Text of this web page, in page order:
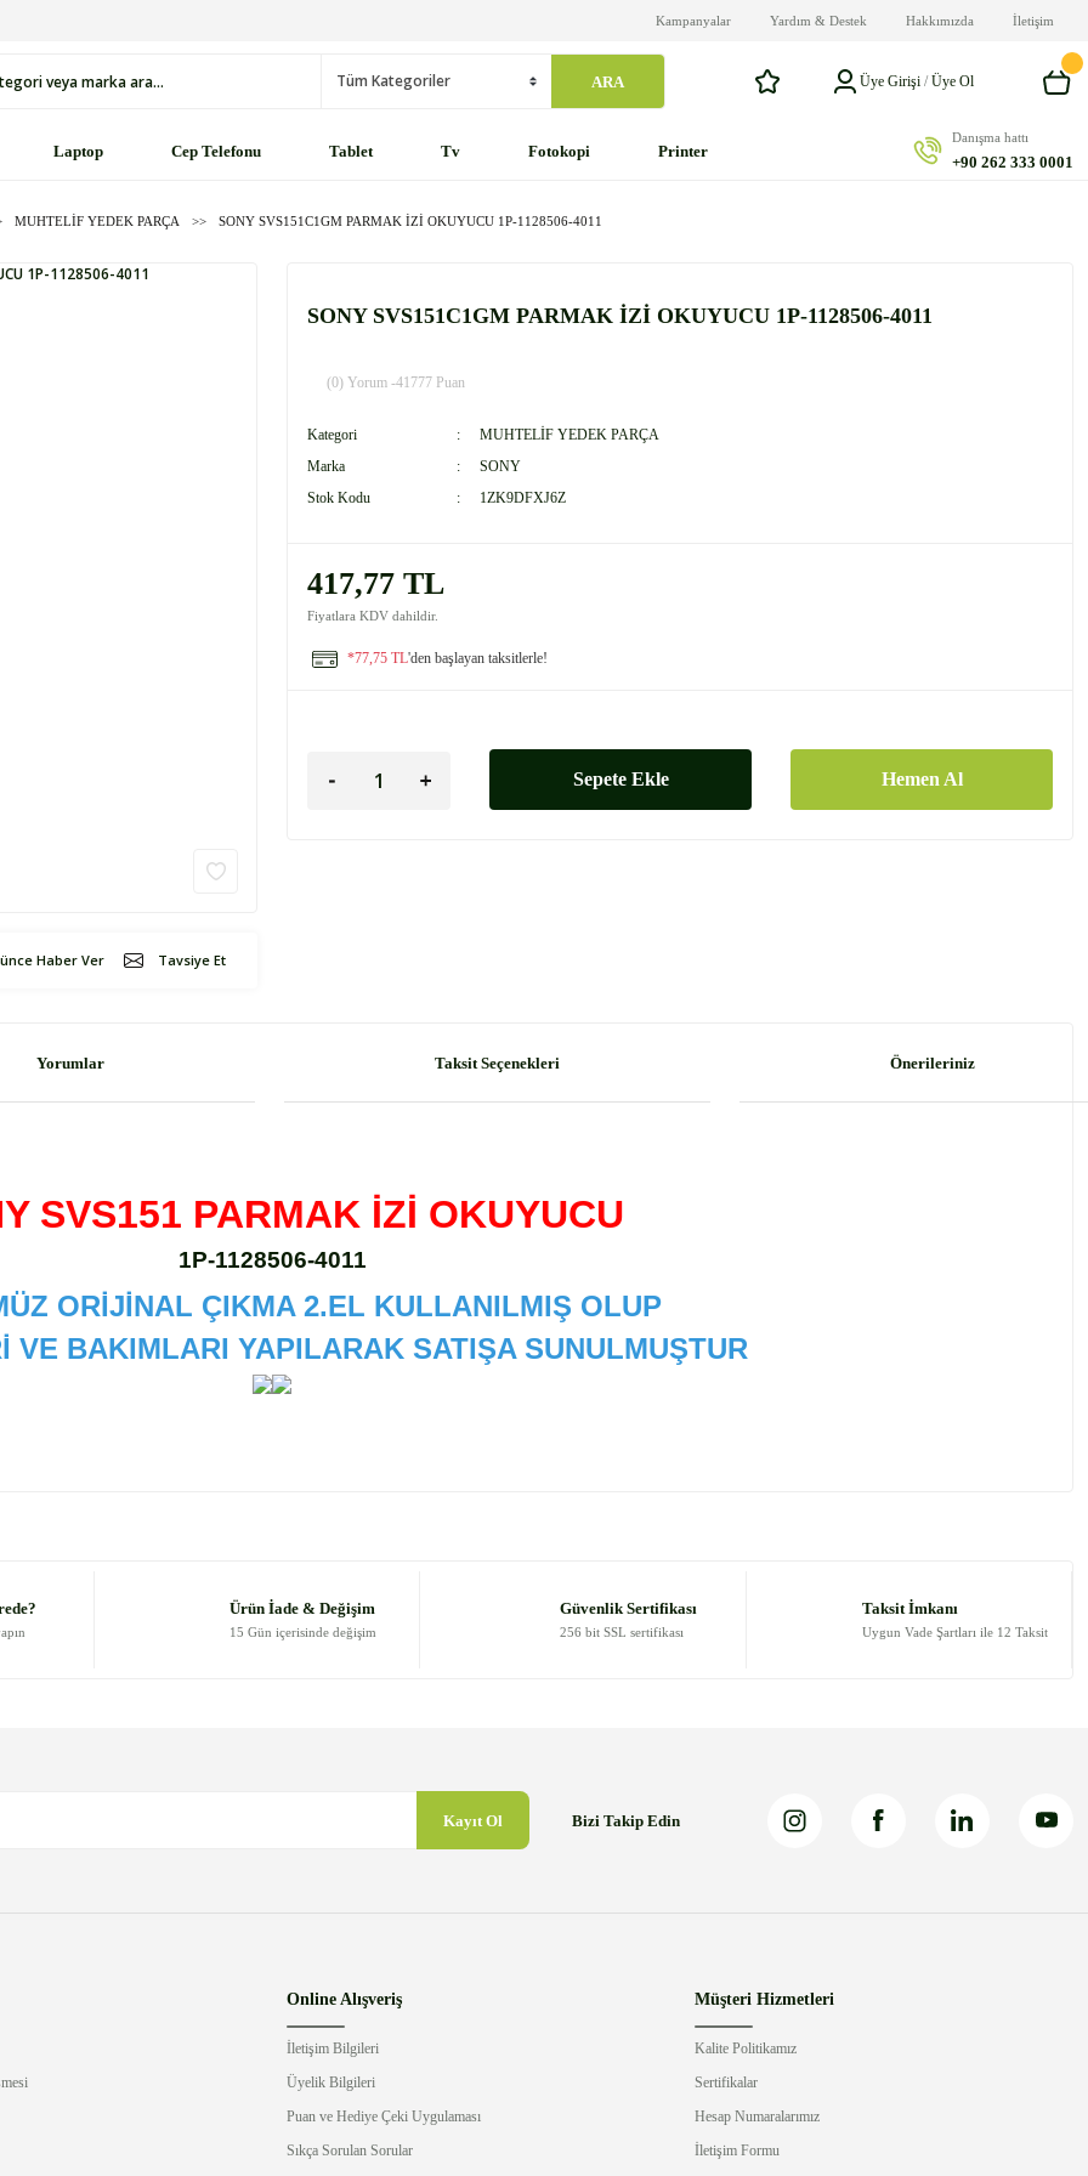
Kampanyalar Yardım & Destek Hakkımızda İletişim
ARA Üye Girişi /Üye Ol
Laptop Cep Telefonu Tablet Tv Fotokopi Printer
Danışma hattı
+90 262 333 0001
MUHTELİF YEDEK PARÇA SONY SVS151C1GM PARMAK İZİ OKUYUCU 1P-1128506-4011
Haber Ver Tavsiye Et
SONY SVS151C1GM PARMAK İZİ OKUYUCU 1P-1128506-4011
(0) Yorum -41777 Puan
Kategori
MUHTELİF YEDEK PARÇA
Marka
SONY
Stok Kodu
1ZK9DFXJ6Z
417,77 TL
Fiyatlara KDV dahildir.
*77,75 TL'den başlayan taksitlerle!
Sepete Ekle Hemen Al
Yorumlar Taksit Seçenekleri Önerileriniz
SVS151 PARMAK İZİ OKUYUCU
1P-1128506-4011
ORİJİNAL ÇIKMA 2.EL KULLANILMIŞ OLUP
VE BAKIMLARI YAPILARAK SATIŞA SUNULMUŞTUR
Ürün İade & Değişim
15 Gün içerisinde değişim
Güvenlik Sertifikası
256 bit SSL sertifikası
Taksit İmkanı
Uygun Vade Şartları ile 12 Taksit
Kayıt Ol Bizi Takip Edin
Online Alışveriş
İletişim Bilgileri
Üyelik Bilgileri
Puan ve Hediye Çeki Uygulaması
Sıkça Sorulan Sorular
Müşteri Hizmetleri
Kalite Politikamız
Sertifikalar
Hesap Numaralarımız
İletişim Formu